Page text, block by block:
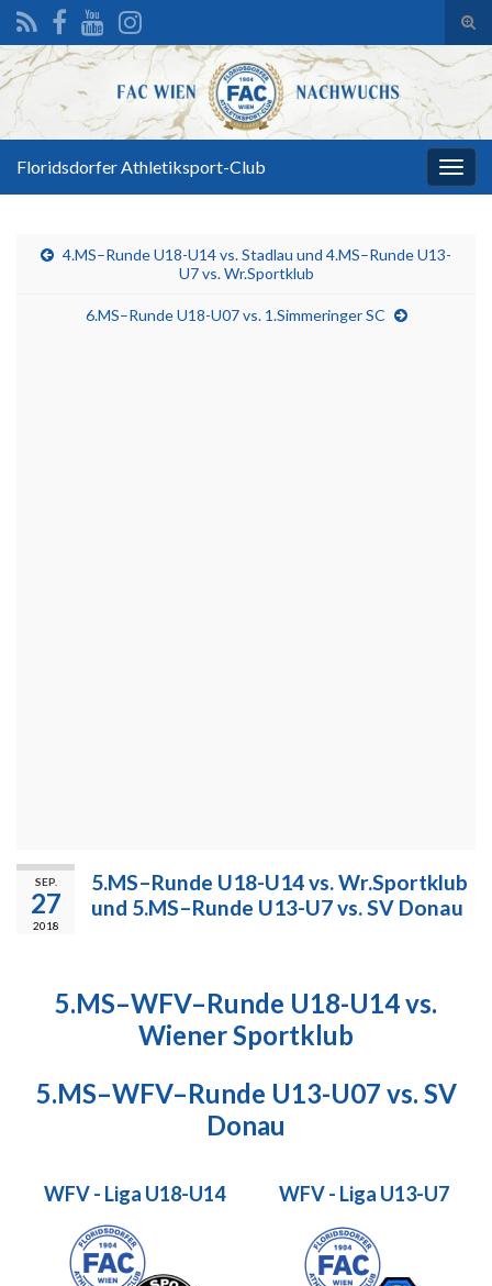
Search for:
Floridsdorfer Athletiksport-Club
4.MS–Runde U18-U14 vs. Stadlau und 4.MS–Runde U13-
U7 vs. Wr.Sportklub
6.MS–Runde U18-U07 vs. 1.Simmeringer SC
SEP.
27
2018
5.MS–Runde U18-U14 vs. Wr.Sportklub
und 5.MS–Runde U13-U7 vs. SV Donau
5.MS–WFV–Runde U18-U14 vs.
Wiener Sportklub
5.MS–WFV–Runde U13-U07 vs. SV
Donau
WFV - Liga U18-U14 WFV - Liga U13-U7